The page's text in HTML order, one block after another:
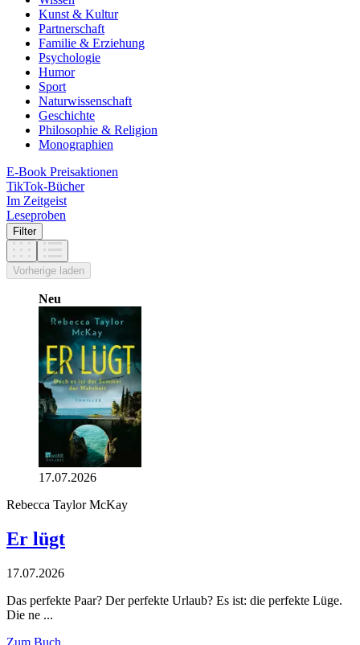
Kunst & Kultur
Partnerschaft
Familie & Erziehung
Psychologie
Humor
Sport
Naturwissenschaft
Geschichte
Philosophie & Religion
Monographien
E-Book Preisaktionen
TikTok-Bücher
Im Zeitgeist
Leseproben
Filter
Vorherige laden
Neu
17.07.2026
Rebecca Taylor McKay
Er lügt
17.07.2026
Das perfekte Paar? Der perfekte Urlaub? Es ist: die perfekte Lüge.
Die ne ...
Zum Buch